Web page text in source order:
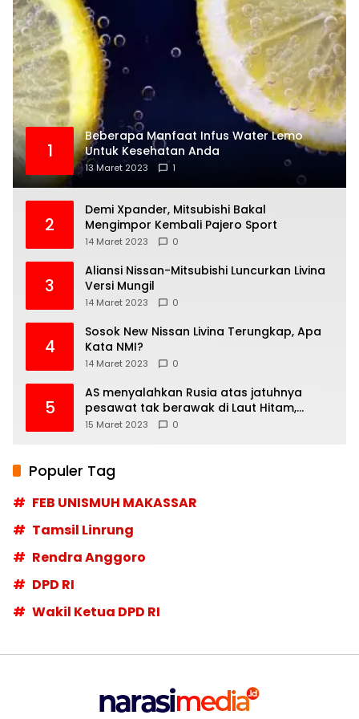
1
Beberapa Manfaat Infus Water Lemo
Untuk Kesehatan Anda
13 Maret 2023 1
2
Demi Xpander, Mitsubishi Bakal
Mengimpor Kembali Pajero Sport
14 Maret 2023 0
3
Aliansi Nissan-Mitsubishi Luncurkan Livina
Versi Mungil
14 Maret 2023 0
4
Sosok New Nissan Livina Terungkap, Apa
Kata NMI?
14 Maret 2023 0
5
AS menyalahkan Rusia atas jatuhnya
pesawat tak berawak di Laut Hitam,
Moskow menyangkal
15 Maret 2023 0
Populer Tag
FEB UNISMUH MAKASSAR
Tamsil Linrung
Rendra Anggoro
DPD RI
Wakil Ketua DPD RI